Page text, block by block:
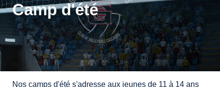
Camp d'été
Nos camps d'été s'adresse aux jeunes de 11 à 14 ans